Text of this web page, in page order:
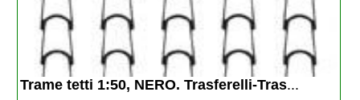
Trame tetti 1:50, NERO. Trasferelli-Tras...